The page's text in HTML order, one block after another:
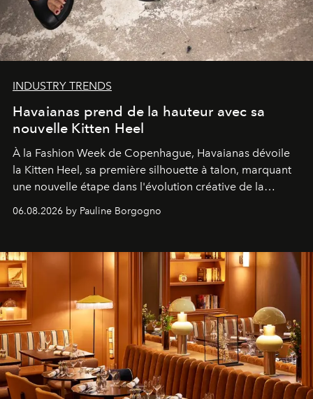
INDUSTRY TRENDS
Havaianas prend de la hauteur avec sa
nouvelle Kitten Heel
À la Fashion Week de Copenhague, Havaianas dévoile
la Kitten Heel, sa première silhouette à talon, marquant
une nouvelle étape dans l'évolution créative de la
06.08.2026 by Pauline Borgogno